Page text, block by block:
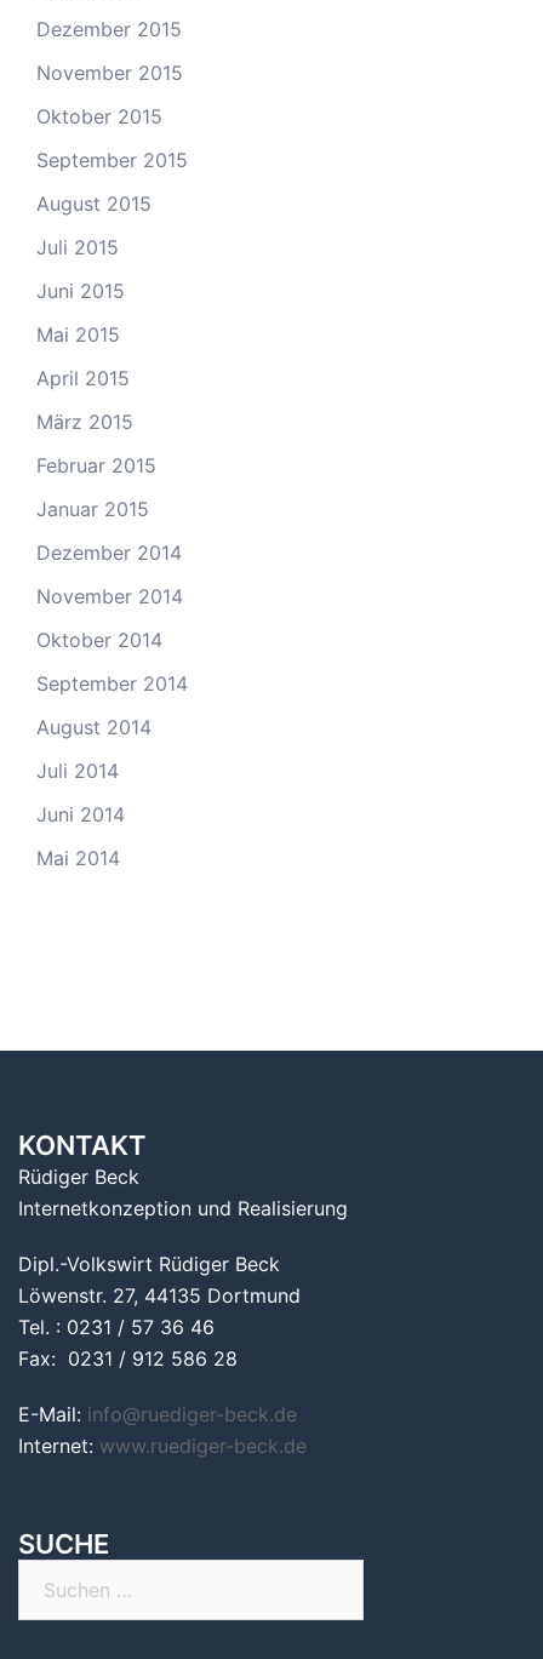
Dezember 2015
November 2015
Oktober 2015
September 2015
August 2015
Juli 2015
Juni 2015
Mai 2015
April 2015
März 2015
Februar 2015
Januar 2015
Dezember 2014
November 2014
Oktober 2014
September 2014
August 2014
Juli 2014
Juni 2014
Mai 2014
KONTAKT
Rüdiger Beck
Internetkonzeption und Realisierung
Dipl.-Volkswirt Rüdiger Beck
Löwenstr. 27, 44135 Dortmund
Tel. : 0231 / 57 36 46
Fax: 0231 / 912 586 28
E-Mail: info@ruediger-beck.de
Internet: www.ruediger-beck.de
SUCHE